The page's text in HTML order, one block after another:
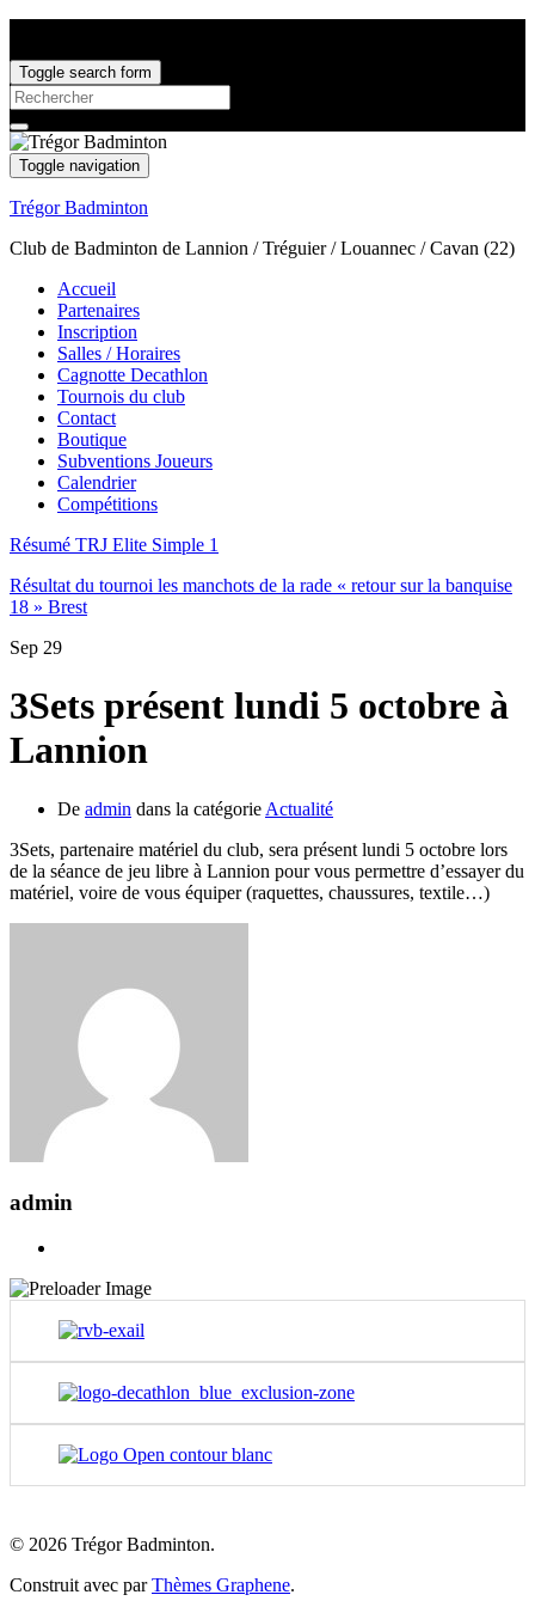
Toggle search form
Search
for:
Toggle navigation
Trégor Badminton
Club de Badminton de Lannion / Tréguier / Louannec / Cavan (22)
Accueil
Partenaires
Inscription
Salles / Horaires
Cagnotte Decathlon
Tournois du club
Contact
Boutique
Subventions Joueurs
Calendrier
Compétitions
Résumé TRJ Elite Simple 1
Résultat du tournoi les manchots de la rade « retour sur la banquise
18 » Brest
Sep 29
3Sets présent lundi 5 octobre à
Lannion
De admin dans la catégorie Actualité
3Sets, partenaire matériel du club, sera présent lundi 5 octobre lors
de la séance de jeu libre à Lannion pour vous permettre d’essayer du
matériel, voire de vous équiper (raquettes, chaussures, textile…)
admin
© 2026 Trégor Badminton.
Construit avec parThèmes Graphene.